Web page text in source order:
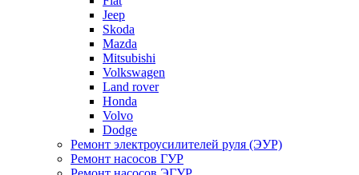
Jeep
Skoda
Mazda
Mitsubishi
Volkswagen
Land rover
Honda
Volvo
Dodge
Ремонт электроусилителей руля (ЭУР)
Ремонт насосов ГУР